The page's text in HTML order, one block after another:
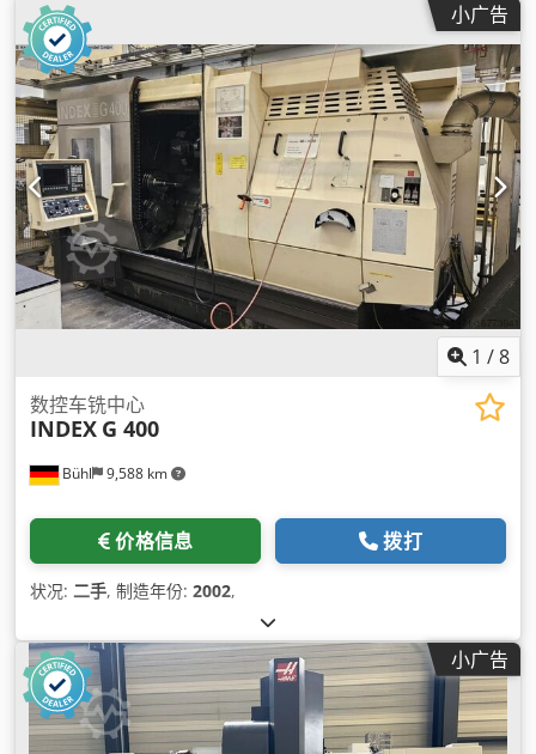
小广告
1 /8
Bühl 9,588 km
数控车铣中心
INDEX G 400
价格信息 拨打
状况: 二手, 制造年份: 2002,
小广告